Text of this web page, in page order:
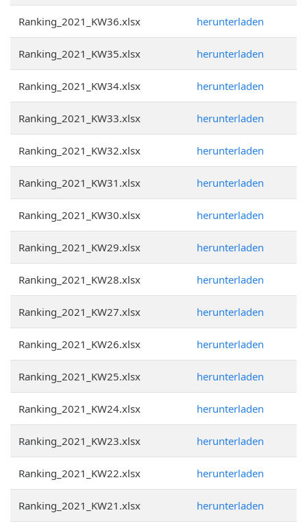
Ranking_2021_KW36.xlsx herunterladen
Ranking_2021_KW35.xlsx herunterladen
Ranking_2021_KW34.xlsx herunterladen
Ranking_2021_KW33.xlsx herunterladen
Ranking_2021_KW32.xlsx herunterladen
Ranking_2021_KW31.xlsx herunterladen
Ranking_2021_KW30.xlsx herunterladen
Ranking_2021_KW29.xlsx herunterladen
Ranking_2021_KW28.xlsx herunterladen
Ranking_2021_KW27.xlsx herunterladen
Ranking_2021_KW26.xlsx herunterladen
Ranking_2021_KW25.xlsx herunterladen
Ranking_2021_KW24.xlsx herunterladen
Ranking_2021_KW23.xlsx herunterladen
Ranking_2021_KW22.xlsx herunterladen
Ranking_2021_KW21.xlsx herunterladen